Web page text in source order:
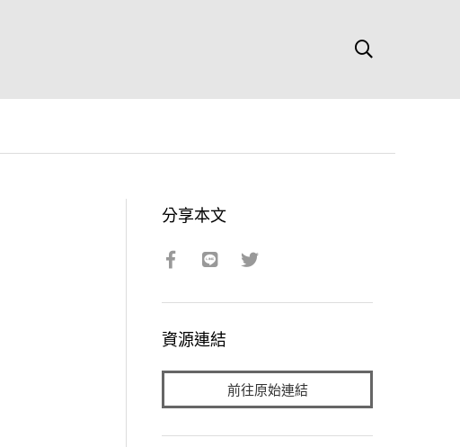
分享本文
資源連結
前往原始連結